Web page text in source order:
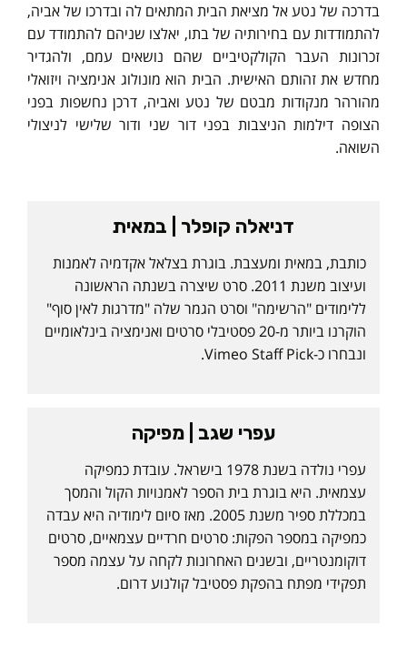
בדרכה של נטע אל מציאת הבית המתאים לה ובדרכו של אביה,
להתמודדות עם בחירותיה של בתו, יאלצו שניהם להתמודד עם
זכרונות העבר הקולקטיביים שהם נושאים עמם, ולהגדיר
מחדש את זהותם האישית. הבית הוא מונולוג אנימציה ויזואלי
מהורהר מנקודות מבטם של נטע ואביה, דרכן נחשפות בפני
הצופה דילמות הניצבות בפני דור שני ודור שלישי לניצולי
השואה.
דניאלה קופלר | במאית
כותבת, במאית ומעצבת. בוגרת בצלאל אקדמיה לאמנות
ועיצוב משנת 2011. סרט שיצרה בשנתה הראשונה
ללימודים "הרשימה" וסרט הגמר שלה "מדרגות לאין סוף"
הוקרנו ביותר מ-20 פסטיבלי סרטים ואנימציה בינלאומיים
ונבחרו כ-Vimeo Staff Pick.
עפרי שגב | מפיקה
עפרי נולדה בשנת 1978 בישראל. עובדת כמפיקה
עצמאית. היא בוגרת בית הספר לאמנויות הקול והמסך
במכללת ספיר משנת 2005. מאז סיום לימודיה היא עבדה
כמפיקה במספר הפקות: סרטים חרדיים עצמאיים, סרטים
דוקומנטריים, ובשנים האחרונות לקחה על עצמה מספר
תפקידי מפתח בהפקת פסטיבל קולנוע דרום.